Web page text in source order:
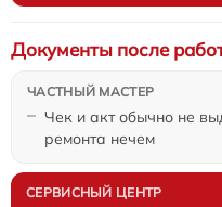
Чек и акт обычно не
ремонта нечем
Документы после